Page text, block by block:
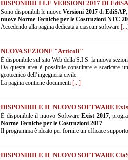
DISPONIBILI LE VERSIONI 2017 DI
Sono disponibili le nuoveVersioni 2017di EdiSAP
nuove Norme Tecniche per le Costruzioni NTC
Accedendo alla pagina dedicata a ciascun software
NUOVA SEZIONE "Articoli"
È disponibile sul sito Web della S.I.S. la nuova
Da questa area è possibile consultare e scaricare
geotecnico dell’ingegneria civile.
La pagina contiene documenti [...]
DISPONIBILE IL NUOVO SOFTWARE
È disponibile il nuovo SoftwareExist 2017,
Norme Tecniche per le Costruzioni 2017.
Il programma è ideato per fornire un efficace
DISPONIBILE IL NUOVO SOFTWARE